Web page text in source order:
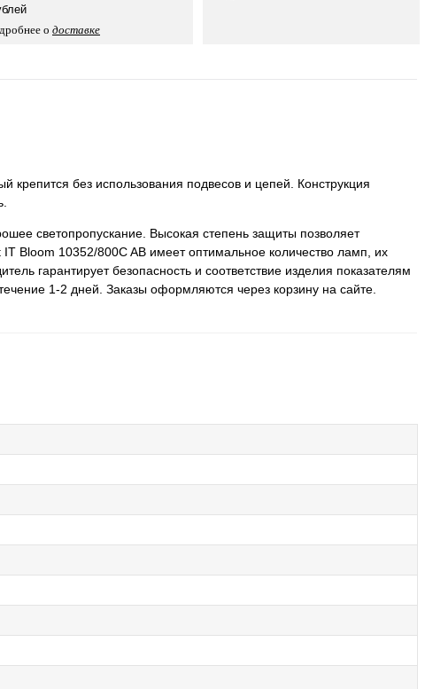
о доставке
крепится без использования подвесов и цепей. Конструкция
светопропускание. Высокая степень защиты позволяет
Bloom 10352/800C AB имеет оптимальное количество ламп, их
гарантирует безопасность и соответствие изделия показателям
1-2 дней. Заказы оформляются через корзину на сайте.